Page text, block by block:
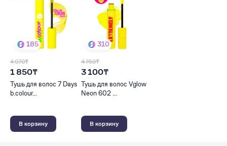
185
4 070₸
1 850₸
Тушь для волос 7 Days
b.colour...
В корзину
310
4 760₸
3 100₸
Тушь для волос Vglow
Neon 602 ...
В корзину